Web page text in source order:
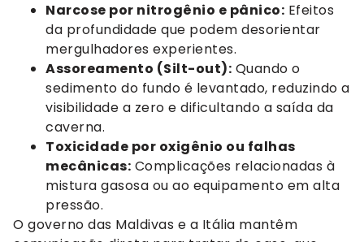
Narcose por nitrogênio e pânico: Efeitos
da profundidade que podem desorientar
mergulhadores experientes.
Assoreamento (Silt-out): Quando o
sedimento do fundo é levantado, reduzindo a
visibilidade a zero e dificultando a saída da
caverna.
Toxicidade por oxigênio ou falhas
mecânicas: Complicações relacionadas à
mistura gasosa ou ao equipamento em alta
pressão.
O governo das Maldivas e a Itália mantêm